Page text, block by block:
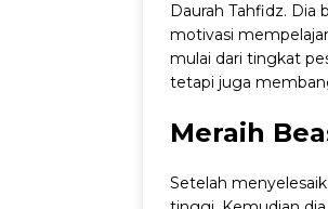
Daurah Tahfidz.
motivasi
mulai dari tingkat
tetapi juga
Meraih
Setelah